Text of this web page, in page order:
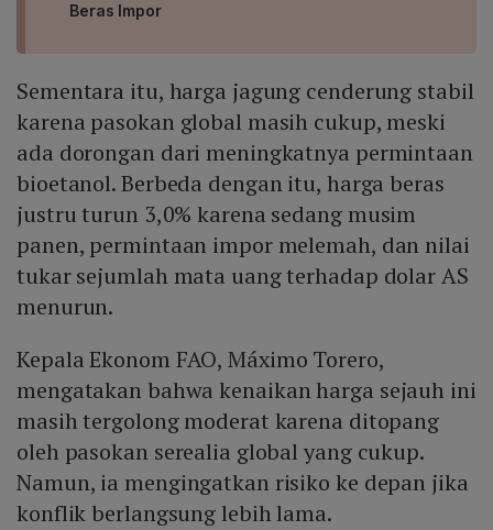
Beras Impor
Sementara itu, harga jagung cenderung stabil
karena pasokan global masih cukup, meski
ada dorongan dari meningkatnya permintaan
bioetanol. Berbeda dengan itu, harga beras
justru turun 3,0% karena sedang musim
panen, permintaan impor melemah, dan nilai
tukar sejumlah mata uang terhadap dolar AS
menurun.
Kepala Ekonom FAO, Máximo Torero,
mengatakan bahwa kenaikan harga sejauh ini
masih tergolong moderat karena ditopang
oleh pasokan serealia global yang cukup.
Namun, ia mengingatkan risiko ke depan jika
konflik berlangsung lebih lama.